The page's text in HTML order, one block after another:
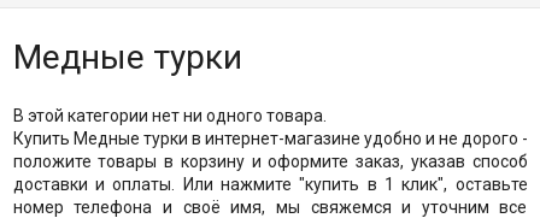
Медные турки
В этой категории нет ни одного товара.
Купить Медные турки в интернет-магазине удобно и не дорого -
положите товары в корзину и оформите заказ, указав способ
доставки и оплаты. Или нажмите "купить в 1 клик", оставьте
номер телефона и своё имя, мы свяжемся и уточним все